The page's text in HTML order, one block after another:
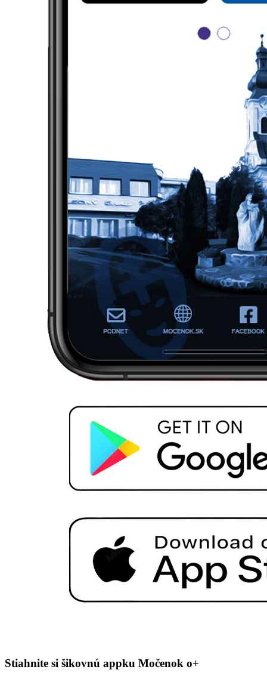
Stiahnite si šikovnú appku Močenok o+